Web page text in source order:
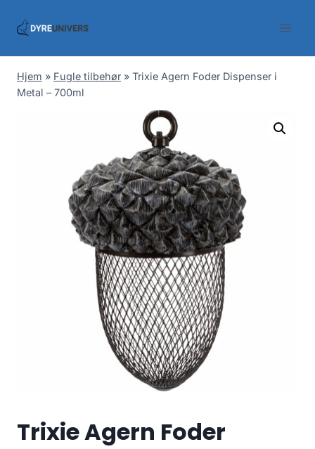
Hjem » Fugle tilbehør » Trixie Agern Foder Dispenser i
Metal – 700ml
Trixie Agern Foder